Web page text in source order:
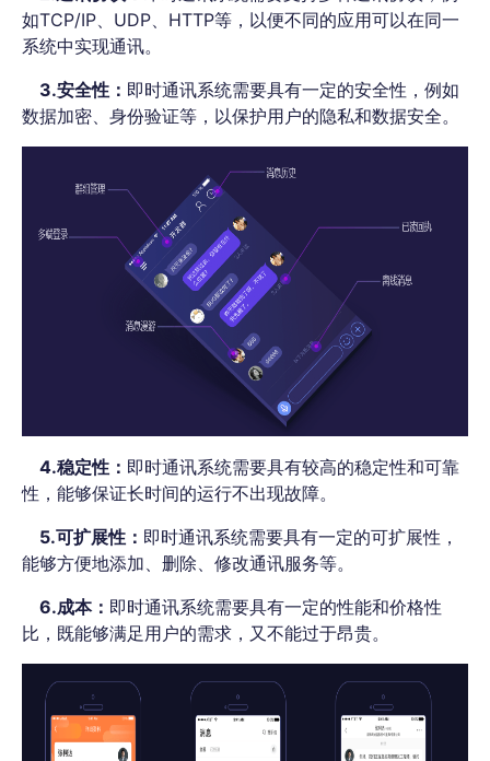
如TCP/IP、UDP、HTTP等，以便不同的应用可以在同一
系统中实现通讯。
3.安全性： 即时通讯系统需要具有一定的安全性，例如
数据加密、身份验证等，以保护用户的隐私和数据安全。
4.稳定性： 即时通讯系统需要具有较高的稳定性和可靠
性，能够保证长时间的运行不出现故障。
5.可扩展性： 即时通讯系统需要具有一定的可扩展性，
能够方便地添加、删除、修改通讯服务等。
6.成本： 即时通讯系统需要具有一定的性能和价格性
比，既能够满足用户的需求，又不能过于昂贵。